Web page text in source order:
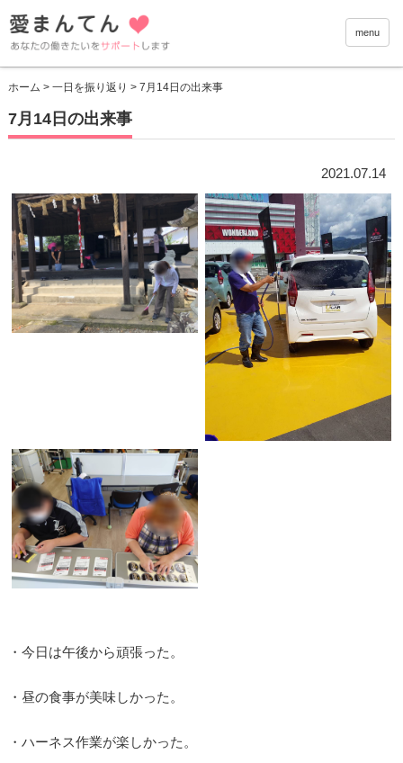
愛まん
menu
ホーム > 一日を振り返り > 7月14日の出来事
7月14日の出来事
2021.07.14
・今日は午後から頑張った。
・昼の食事が美味しかった。
・ハーネス作業が楽しかった。